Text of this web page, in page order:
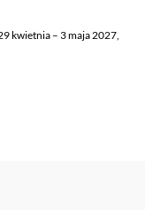
kwietnia – 3 maja 2027,